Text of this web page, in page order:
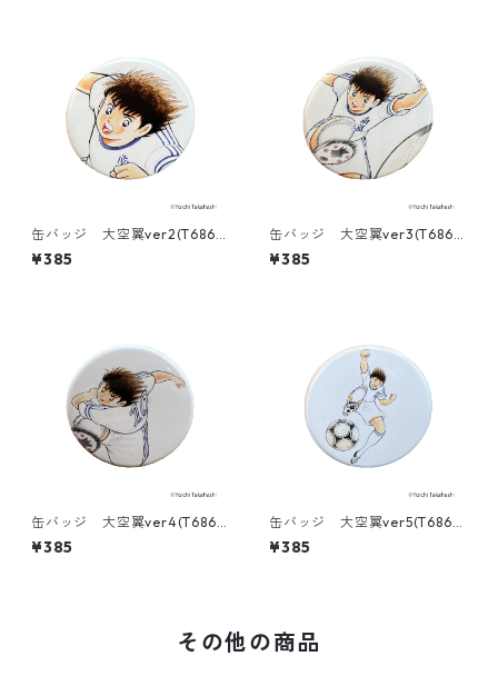
缶バッジ 大空翼ver2(T686-
045)
¥385
缶バッジ 大空翼ver3(T686-
045)
¥385
缶バッジ 大空翼ver4(T686-
045)
¥385
缶バッジ 大空翼ver5(T686-
045)
¥385
その他の商品